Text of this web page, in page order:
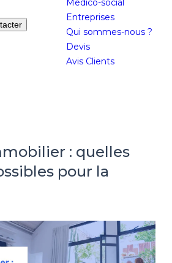
Medico-social
Entreprises
Qui sommes-nous ?
Devis
Avis Clients
: quelles
pour la